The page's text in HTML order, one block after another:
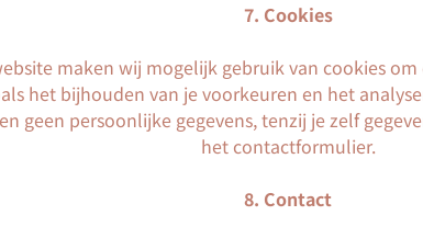
7. Cookies
maken wij mogelijk gebruik van cookies
het bijhouden van je voorkeuren en het
geen persoonlijke gegevens, tenzij je zelf
het contactformulier.
8. Contact